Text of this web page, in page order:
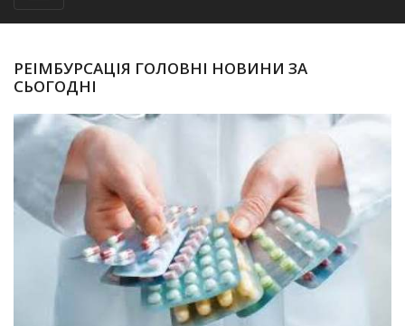
РЕІМБУРСАЦІЯ ГОЛОВНІ НОВИНИ ЗА
СЬОГОДНІ